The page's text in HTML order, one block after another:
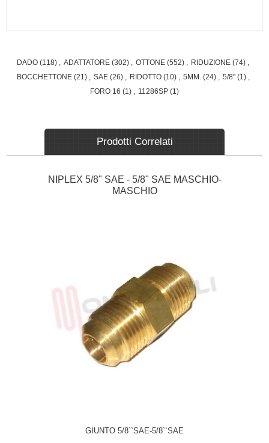
DADO (118) ADATTATORE (302) OTTONE (552) RIDUZIONE (74)
BOCCHETTONE (21) SAE (26) RIDOTTO (10) 5MM. (24) 5/8" (1)
FORO 16 (1) 11286SP (1)
Prodotti Correlati
NIPLEX 5/8" SAE - 5/8" SAE MASCHIO-
MASCHIO
GIUNTO 5/8``SAE-5/8``SAE